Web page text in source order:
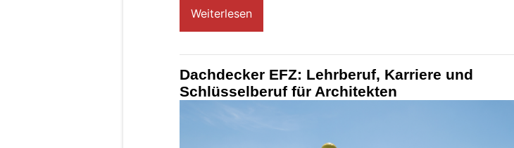
Weiterlesen
Dachdecker EFZ: Lehrberuf, Karriere und
Schlüsselberuf für Architekten